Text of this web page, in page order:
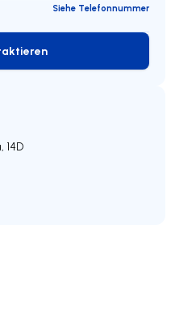
Siehe Telefonnummer
kontaktieren
14D